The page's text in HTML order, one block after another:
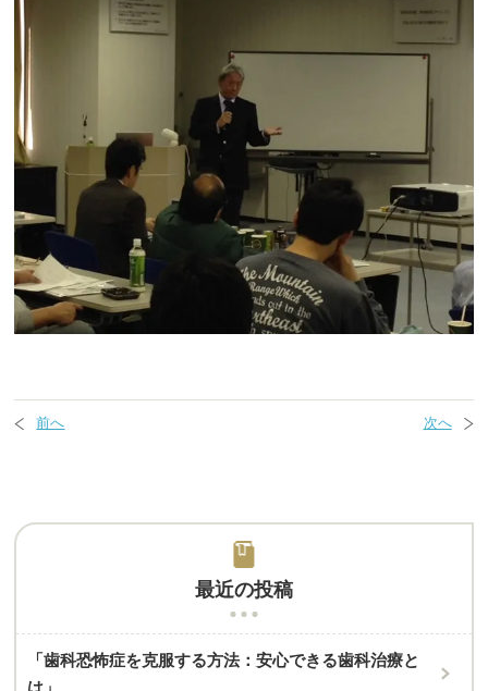
前へ 次へ
最近の投稿
「歯科恐怖症を克服する方法：安心できる歯科治療と
は」